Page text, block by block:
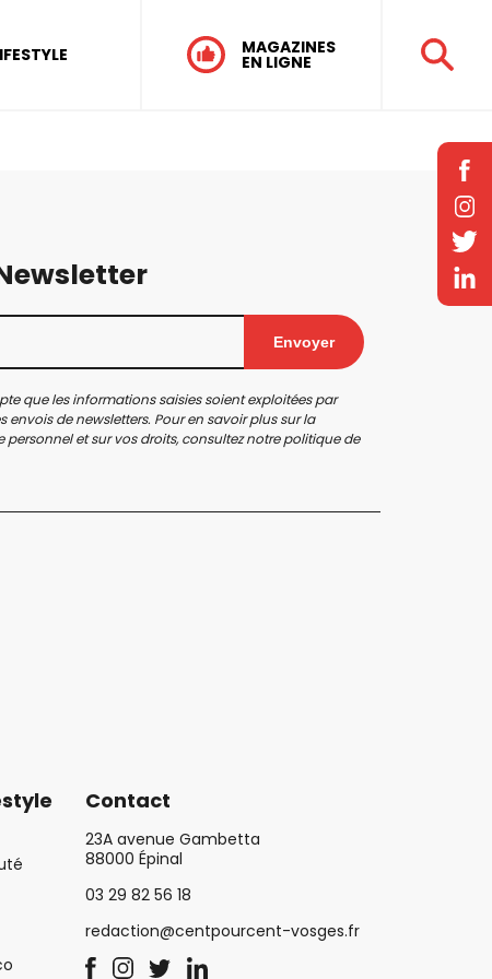
MAGAZINES
EN LIGNE
Envoyer
que les informations saisies soient exploitées par
envois de newsletters. Pour en savoir plus sur la
et sur vos droits, consultez notrepolitique de
Contact
23A avenue Gambetta
88000 Épinal
03 29 82 56 18
redaction@centpourcent-vosges.fr